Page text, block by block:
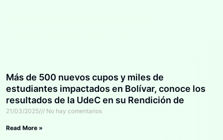
Más de 500 nuevos cupos y miles de
estudiantes impactados en Bolívar, conoce los
resultados de la UdeC en su Rendición de
Cuentas
21/03/2025 No hay comentarios
Read More »